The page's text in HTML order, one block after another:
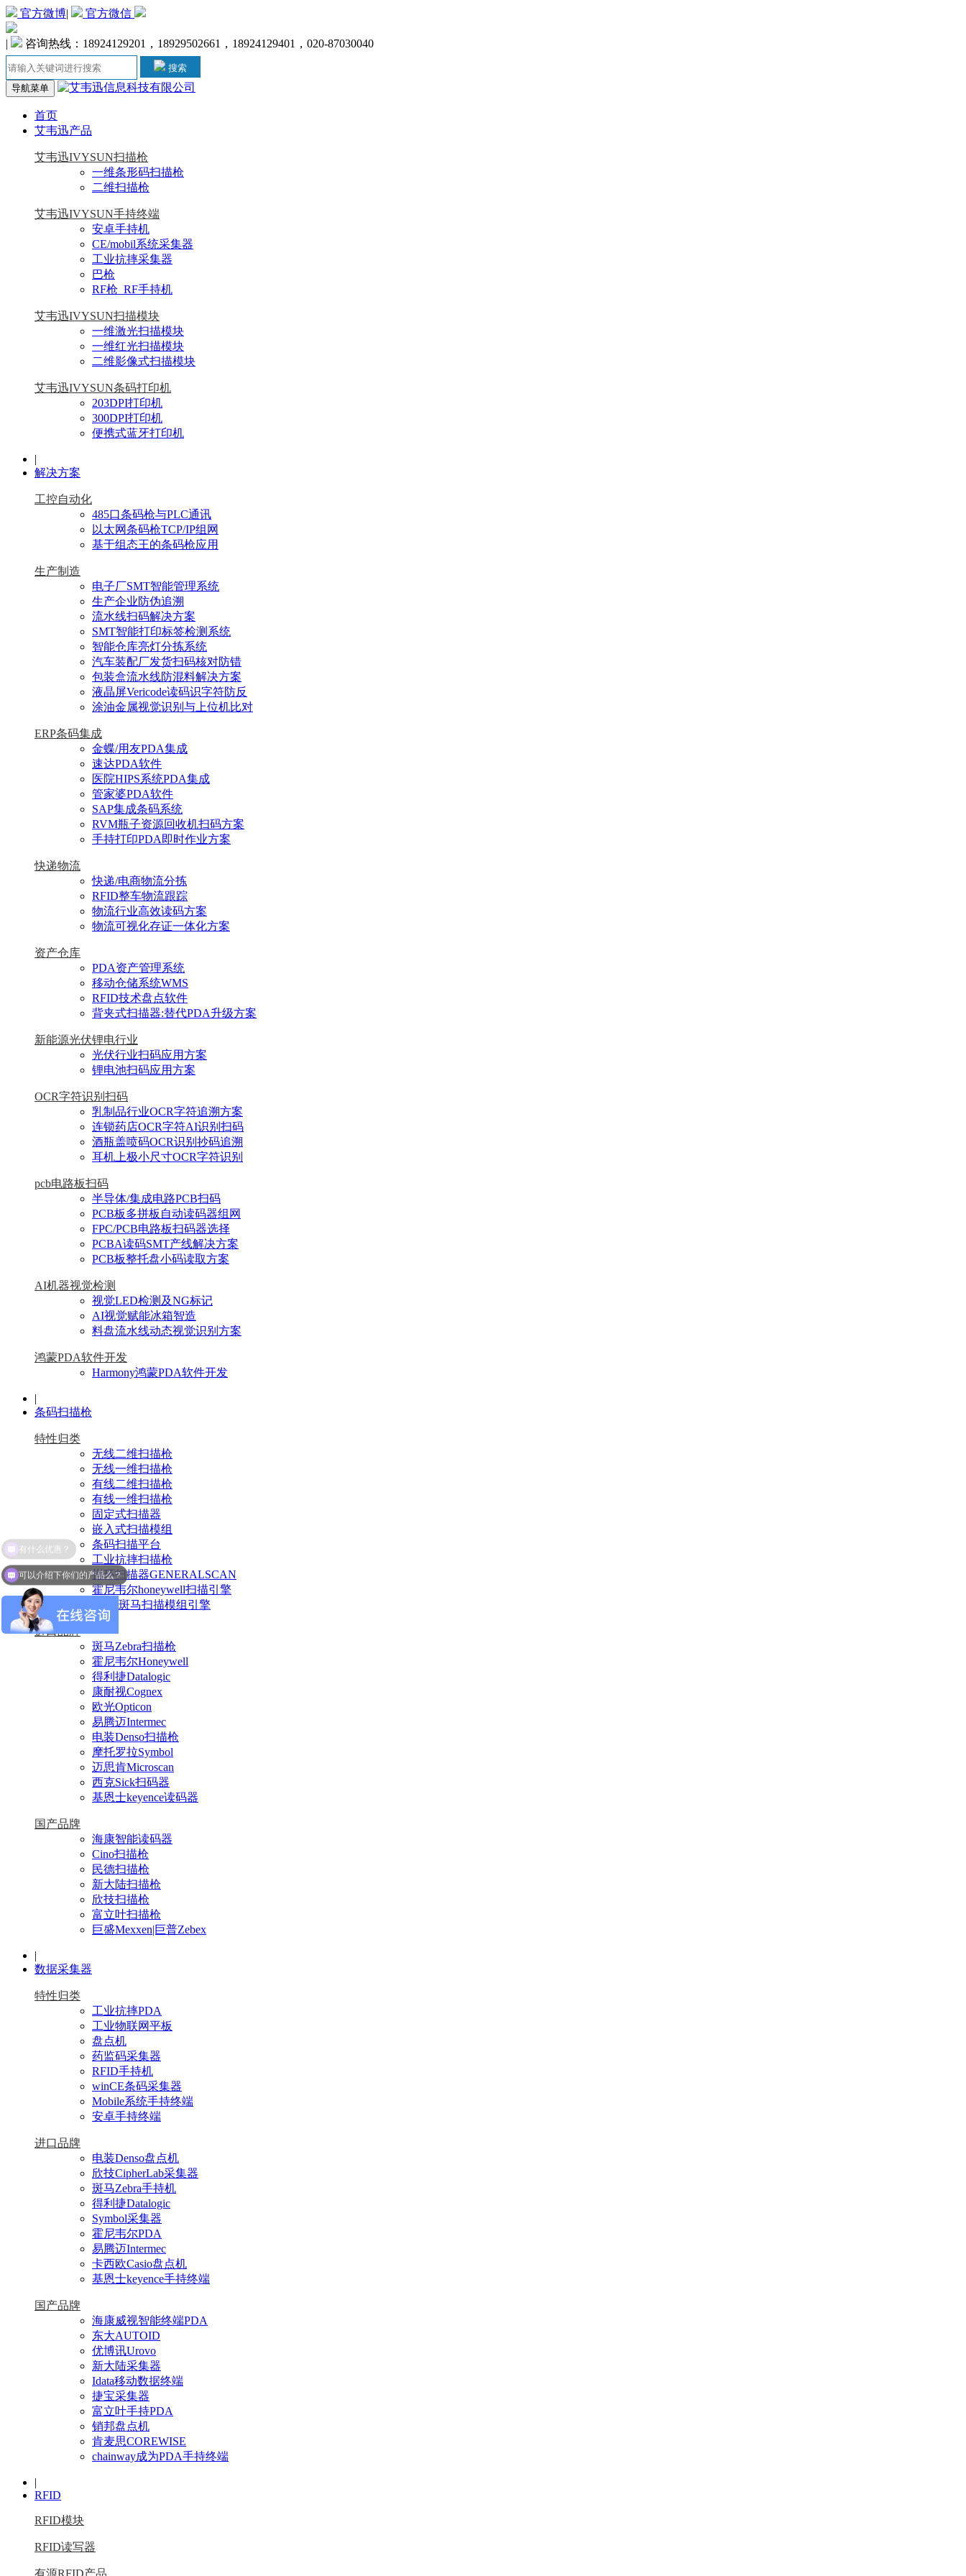
官方微博| 官方微信
| 咨询热线：18924129201，18929502661，18924129401，020-87030040
搜索
导航菜单
首页
艾韦迅产品
艾韦迅IVYSUN扫描枪
一维条形码扫描枪
二维扫描枪
艾韦迅IVYSUN手持终端
安卓手持机
CE/mobil系统采集器
工业抗摔采集器
巴枪
RF枪_RF手持机
艾韦迅IVYSUN扫描模块
一维激光扫描模块
一维红光扫描模块
二维影像式扫描模块
艾韦迅IVYSUN条码打印机
203DPI打印机
300DPI打印机
便携式蓝牙打印机
|
解决方案
工控自动化
485口条码枪与PLC通讯
以太网条码枪TCP/IP组网
基于组态王的条码枪应用
生产制造
电子厂SMT智能管理系统
生产企业防伪追溯
流水线扫码解决方案
SMT智能打印标签检测系统
智能仓库亮灯分拣系统
汽车装配厂发货扫码核对防错
包装盒流水线防混料解决方案
液晶屏Vericode读码识字符防反
涂油金属视觉识别与上位机比对
ERP条码集成
金蝶/用友PDA集成
速达PDA软件
医院HIPS系统PDA集成
管家婆PDA软件
SAP集成条码系统
RVM瓶子资源回收机扫码方案
手持打印PDA即时作业方案
快递物流
快递/电商物流分拣
RFID整车物流跟踪
物流行业高效读码方案
物流可视化存证一体化方案
资产仓库
PDA资产管理系统
移动仓储系统WMS
RFID技术盘点软件
背夹式扫描器:替代PDA升级方案
新能源光伏锂电行业
光伏行业扫码应用方案
锂电池扫码应用方案
OCR字符识别扫码
乳制品行业OCR字符追溯方案
连锁药店OCR字符AI识别扫码
酒瓶盖喷码OCR识别抄码追溯
耳机上极小尺寸OCR字符识别
pcb电路板扫码
半导体/集成电路PCB扫码
PCB板多拼板自动读码器组网
FPC/PCB电路板扫码器选择
PCBA读码SMT产线解决方案
PCB板整托盘小码读取方案
AI机器视觉检测
视觉LED检测及NG标记
AI视觉赋能冰箱智造
料盘流水线动态视觉识别方案
鸿蒙PDA软件开发
Harmony鸿蒙PDA软件开发
|
条码扫描枪
特性归类
无线二维扫描枪
无线一维扫描枪
有线二维扫描枪
有线一维扫描枪
固定式扫描器
嵌入式扫描模组
条码扫描平台
工业抗摔扫描枪
指环扫描器GENERALSCAN
霍尼韦尔honeywell扫描引擎
Zebra斑马扫描模组引擎
进口品牌
斑马Zebra扫描枪
霍尼韦尔Honeywell
得利捷Datalogic
康耐视Cognex
欧光Opticon
易腾迈Intermec
电装Denso扫描枪
摩托罗拉Symbol
迈思肯Microscan
西克Sick扫码器
基恩士keyence读码器
国产品牌
海康智能读码器
Cino扫描枪
民德扫描枪
新大陆扫描枪
欣技扫描枪
富立叶扫描枪
巨盛Mexxen|巨普Zebex
|
数据采集器
特性归类
工业抗摔PDA
工业物联网平板
盘点机
药监码采集器
RFID手持机
winCE条码采集器
Mobile系统手持终端
安卓手持终端
进口品牌
电装Denso盘点机
欣技CipherLab采集器
斑马Zebra手持机
得利捷Datalogic
Symbol采集器
霍尼韦尔PDA
易腾迈Intermec
卡西欧Casio盘点机
基恩士keyence手持终端
国产品牌
海康威视智能终端PDA
东大AUTOID
优博讯Urovo
新大陆采集器
Idata移动数据终端
捷宝采集器
富立叶手持PDA
销邦盘点机
肯麦思COREWISE
chainway成为PDA手持终端
|
RFID
RFID模块
RFID读写器
有源RFID产品
可以介绍下你们的产品么？